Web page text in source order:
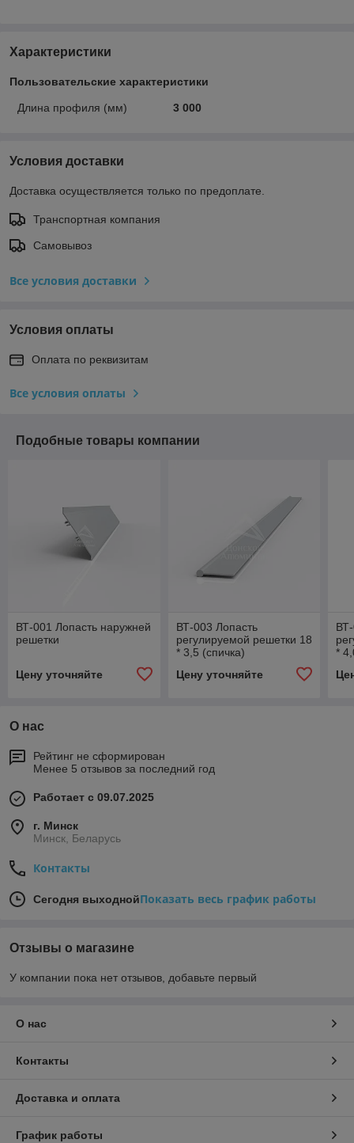
Характеристики
Пользовательские характеристики
Длина профиля (мм) 3 000
Условия доставки
Доставка осуществляется только по предоплате.
Транспортная компания
Самовывоз
Все условия доставки
Условия оплаты
Оплата по реквизитам
Все условия оплаты
Подобные товары компании
ВТ-001 Лопасть наружней
решетки
Цену уточняйте
ВТ-003 Лопасть
регулируемой решетки 18
* 3,5 (спичка)
Цену уточняйте
*
О нас
Рейтинг не сформирован
Менее 5 отзывов за последний год
Работает с 09.07.2025
г. Минск
Минск, Беларусь
Контакты
Сегодня выходнойПоказать весь график работы
Отзывы о магазине
У компании пока нет отзывов, добавьте первый
О нас
Контакты
Доставка и оплата
График работы